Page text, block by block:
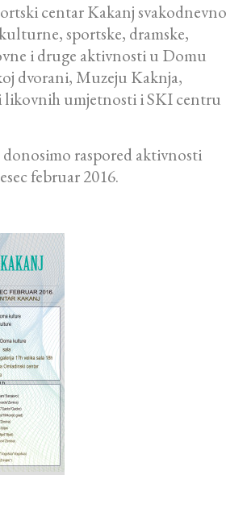
centar Kakanj svakodnevno
sportske, dramske,
i druge aktivnosti u Domu
dvorani, Muzeju Kaknja,
likovnih umjetnosti i SKI centru
raspored aktivnosti
februar 2016.